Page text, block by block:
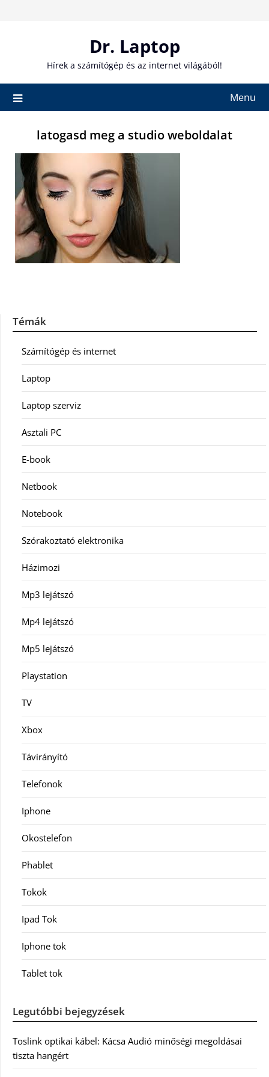
Dr. Laptop
Hírek a számítógép és az internet világából!
Menu
latogasd meg a studio weboldalat
Témák
Számítógép és internet
Laptop
Laptop szerviz
Asztali PC
E-book
Netbook
Notebook
Szórakoztató elektronika
Házimozi
Mp3 lejátszó
Mp4 lejátszó
Mp5 lejátszó
Playstation
TV
Xbox
Távirányító
Telefonok
Iphone
Okostelefon
Phablet
Tokok
Ipad Tok
Iphone tok
Tablet tok
Legutóbbi bejegyzések
Toslink optikai kábel: Kácsa Audió minőségi megoldásai
tiszta hangért